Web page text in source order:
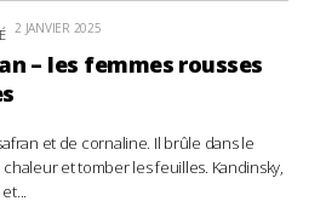
2 JANVIER 2025
– les femmes rousses
et de cornaline. Il brûle dans le
chaleur et tomber les feuilles. Kandinsky,